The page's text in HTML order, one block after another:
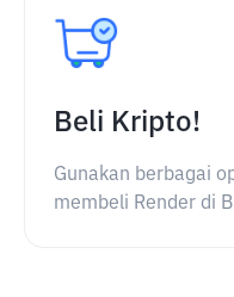
Beli Kripto!
Gunakan berbagai
membeli Render di